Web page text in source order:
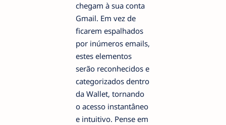
chegam à sua conta
Gmail. Em vez de
ficarem espalhados
por inúmeros emails,
estes elementos
serão reconhecidos e
categorizados dentro
da Wallet, tornando
o acesso instantâneo
e intuitivo. Pense em